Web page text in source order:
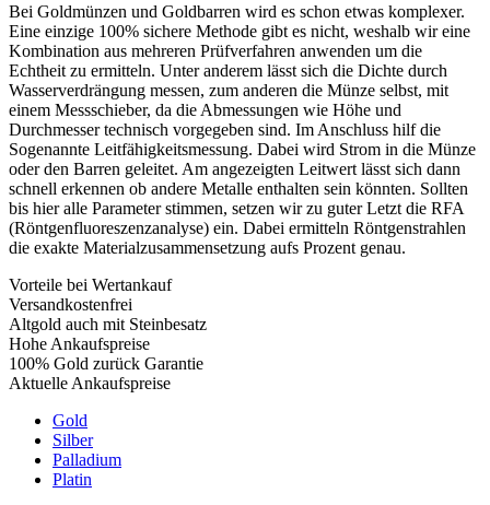
Bei Goldmünzen und Goldbarren wird es schon etwas komplexer.
Eine einzige 100% sichere Methode gibt es nicht, weshalb wir eine
Kombination aus mehreren Prüfverfahren anwenden um die
Echtheit zu ermitteln. Unter anderem lässt sich die Dichte durch
Wasserverdrängung messen, zum anderen die Münze selbst, mit
einem Messschieber, da die Abmessungen wie Höhe und
Durchmesser technisch vorgegeben sind. Im Anschluss hilf die
Sogenannte Leitfähigkeitsmessung. Dabei wird Strom in die Münze
oder den Barren geleitet. Am angezeigten Leitwert lässt sich dann
schnell erkennen ob andere Metalle enthalten sein könnten. Sollten
bis hier alle Parameter stimmen, setzen wir zu guter Letzt die RFA
(Röntgenfluoreszenzanalyse) ein. Dabei ermitteln Röntgenstrahlen
die exakte Materialzusammensetzung aufs Prozent genau.
Vorteile bei Wertankauf
Versandkostenfrei
Altgold auch mit Steinbesatz
Hohe Ankaufspreise
100% Gold zurück Garantie
Aktuelle Ankaufspreise
Gold
Silber
Palladium
Platin